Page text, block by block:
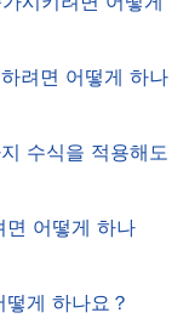
려면 어떻게 하나
수식을 적용해도
면 어떻게 하나
게 하나요？